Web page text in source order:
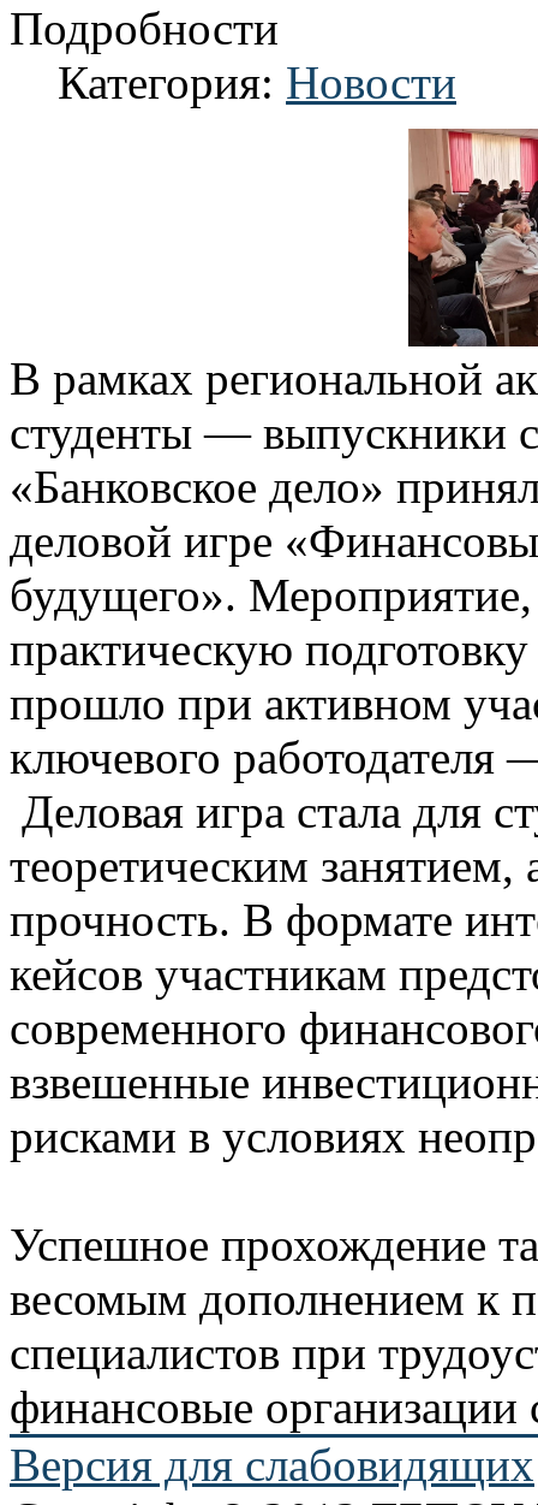
Подробности
Категория: Новости
В рамках региональной
студенты — выпускники
«Банковское дело»
деловой игре
будущего». Мероприятие,
практическую
прошло при активном
ключевого
Деловая игра стала для
теоретическим
прочность. В формате
кейсов участникам
современного
взвешенные
рисками в условиях
Успешное прохождение
весомым дополнением к
специалистов при
финансовые организации
Версия для слабовидящих